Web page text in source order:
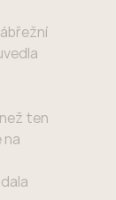
ten
na